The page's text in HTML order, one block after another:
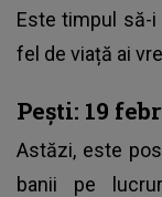
Este timpul să-
fel de viață ai
Pești: 19
Astăzi, este
banii pe